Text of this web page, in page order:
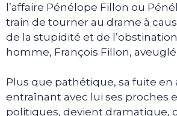
l’affaire Pénélope Fillon ou
train de tourner au drame à
de la stupidité et de
homme, François Fillon,
Plus que pathétique, sa fuite en
entraînant avec lui ses proches
politiques, devient dramatique,